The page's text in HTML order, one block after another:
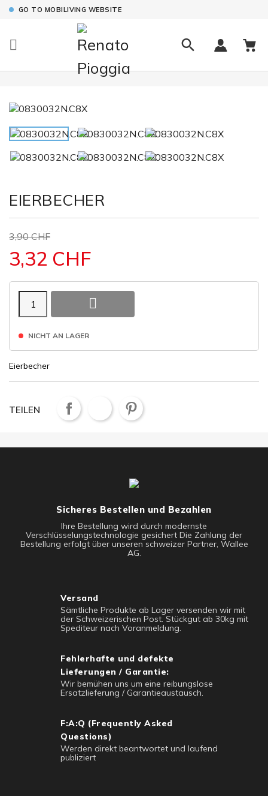
GO TO MOBILIVING WEBSITE

EIERBECHER
3,90 CHF
3,32 CHF

NICHT AN LAGER
Eierbecher
TEILEN
Sicheres Bestellen und Bezahlen
Ihre Bestellung wird durch modernste
Verschlüsselungstechnologie gesichert Die Zahlung der
Bestellung erfolgt über unseren schweizer Partner, Wallee
AG.
Versand
Sämtliche Produkte ab Lager versenden wir mit
der Schweizerischen Post. Stückgut ab 30kg mit
Spediteur nach Voranmeldung.
Fehlerhafte und defekte
Lieferungen / Garantie:
Wir bemühen uns um eine reibungslose
Ersatzlieferung / Garantieaustausch.
F:A:Q (Frequently Asked
Questions)
Werden direkt beantwortet und laufend
publiziert